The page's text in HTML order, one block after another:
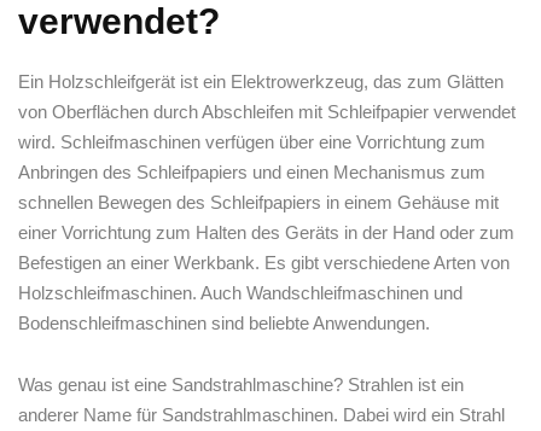
verwendet?
Ein Holzschleifgerät ist ein Elektrowerkzeug, das zum Glätten
von Oberflächen durch Abschleifen mit Schleifpapier verwendet
wird. Schleifmaschinen verfügen über eine Vorrichtung zum
Anbringen des Schleifpapiers und einen Mechanismus zum
schnellen Bewegen des Schleifpapiers in einem Gehäuse mit
einer Vorrichtung zum Halten des Geräts in der Hand oder zum
Befestigen an einer Werkbank. Es gibt verschiedene Arten von
Holzschleifmaschinen. Auch Wandschleifmaschinen und
Bodenschleifmaschinen sind beliebte Anwendungen.
Was genau ist eine Sandstrahlmaschine? Strahlen ist ein
anderer Name für Sandstrahlmaschinen. Dabei wird ein Strahl